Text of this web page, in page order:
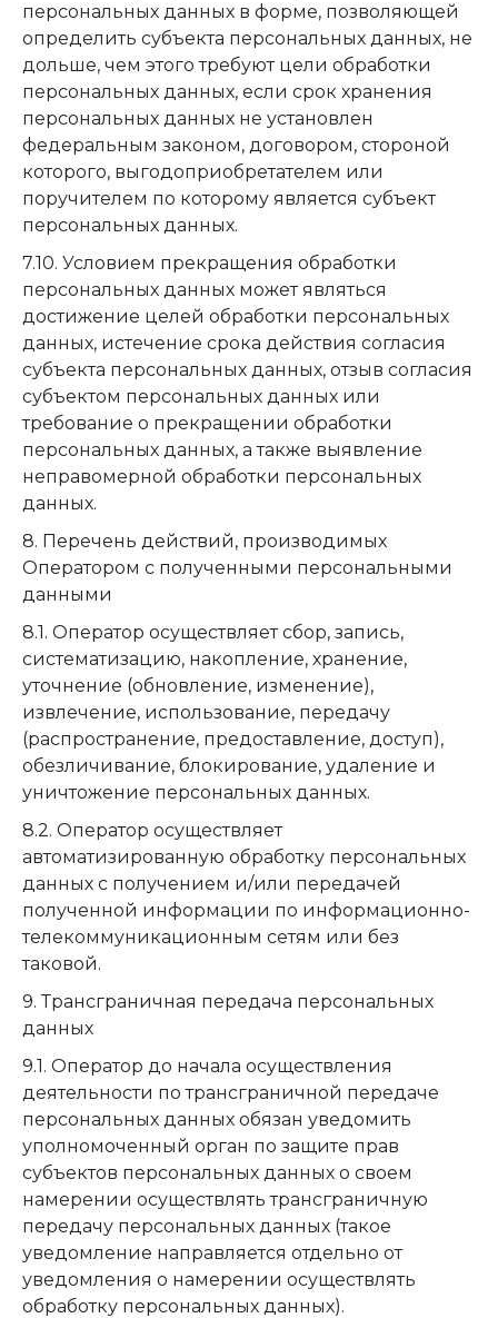
персональных данных в форме, позволяющей
определить субъекта персональных данных, не
дольше, чем этого требуют цели обработки
персональных данных, если срок хранения
персональных данных не установлен
федеральным законом, договором, стороной
которого, выгодоприобретателем или
поручителем по которому является субъект
персональных данных.
7.10. Условием прекращения обработки
персональных данных может являться
достижение целей обработки персональных
данных, истечение срока действия согласия
субъекта персональных данных, отзыв согласия
субъектом персональных данных или
требование о прекращении обработки
персональных данных, а также выявление
неправомерной обработки персональных
данных.
8. Перечень действий, производимых
Оператором с полученными персональными
данными
8.1. Оператор осуществляет сбор, запись,
систематизацию, накопление, хранение,
уточнение (обновление, изменение),
извлечение, использование, передачу
(распространение, предоставление, доступ),
обезличивание, блокирование, удаление и
уничтожение персональных данных.
8.2. Оператор осуществляет
автоматизированную обработку персональных
данных с получением и/или передачей
полученной информации по информационно-
телекоммуникационным сетям или без
таковой.
9. Трансграничная передача персональных
данных
9.1. Оператор до начала осуществления
деятельности по трансграничной передаче
персональных данных обязан уведомить
уполномоченный орган по защите прав
субъектов персональных данных о своем
намерении осуществлять трансграничную
передачу персональных данных (такое
уведомление направляется отдельно от
уведомления о намерении осуществлять
обработку персональных данных).